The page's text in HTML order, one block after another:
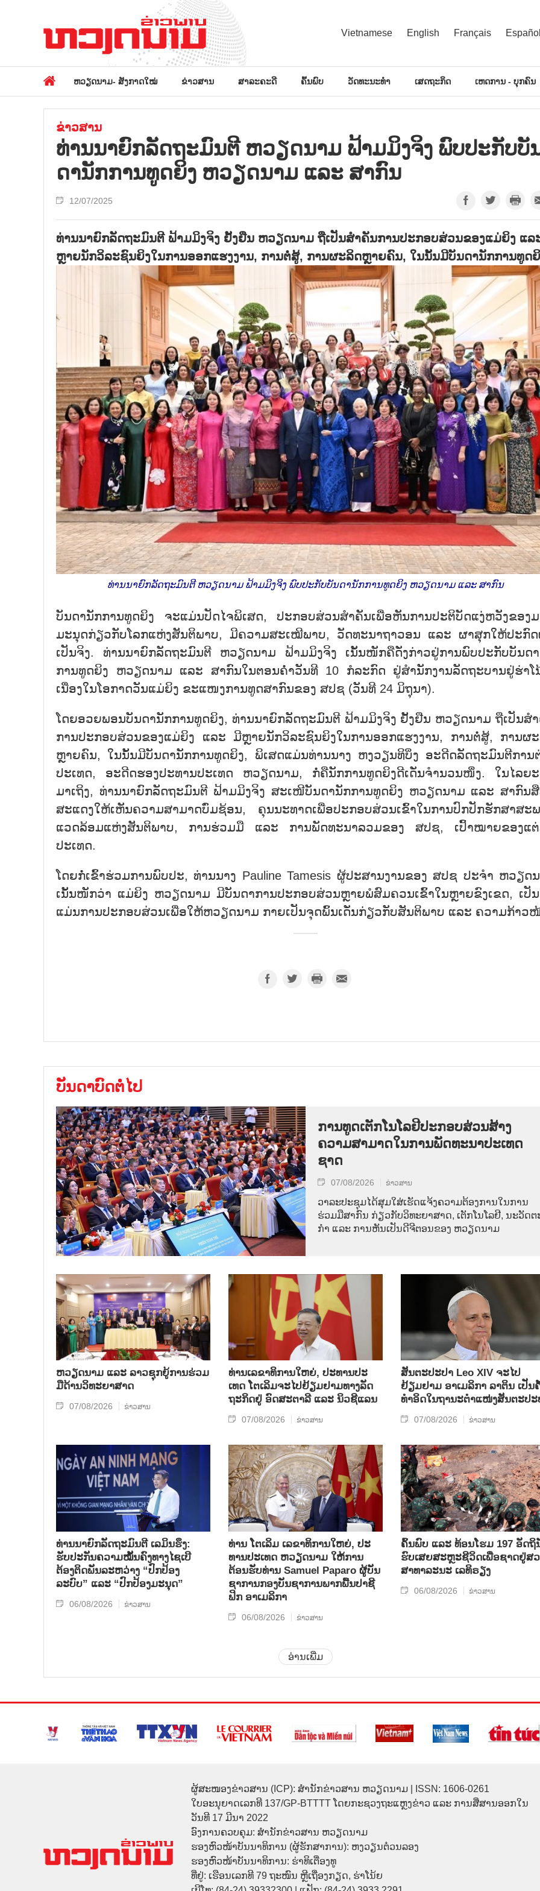
Vietnamese English Français
ຫວຽດນາມ- ສັງກາດໃໝ່ ຂ່າວສານ ສາລະຄະດີ ຄົ້ນພົບ ວັດທະນະທຳ ເສດຖະກິດ ເຫດການ - ບຸກຄົນ
ຂ່າວສານ
ທ່ານ​ນາ​ຍົກ​ລັດ​ຖະ​ມົນ​ຕີ ​ຫວຽດ​ນາມ ຟ້າມ​ມິ​ງ​ຈິງ ພົບ​ປະ​ກັບ​ບັ
ດາ​ນັກ​ການ​ທູດ​ຍິງ ຫວຽດ​ນາມ ແລະ ສາ​ກົນ
12/07/2025
ທ່ານນາຍົກລັດຖະມົນຕີ ຟ້າມມິງຈິງ ຢັ້ງຢືນ ຫວຽດນາມ ຖືເປັນສຳຄັນການປະກອບສ່ວນຂອງແມ່ຍິງ ແລ
ຫຼາຍນັກວິລະຊົນຍິງໃນການອອກແຮງງານ, ການຕໍ່ສູ້, ການຜະລິດຫຼາຍຄົນ, ໃນນັ້ນມີບັນດານັກການທູດ
ທ່ານນາຍົກລັດຖະມົນຕີ ຫວຽດນາມ ຟ້າມມິງຈິງ ພົບປະກັບບັນດານັກການທູດຍິງ ຫວຽດນາມ ແລະ ສາກົນ
ບັນດານັກການທູດຍິງ ຈະແມ່ນປັດໄຈພິເສດ, ປະກອບສ່ວນສຳຄັນເພື່ອຫັນການປະຕິບັດແງ່ຫວັງຂອງ
ມະນຸດກ່ຽວກັບໂລກແຫ່ງສັນຕິພາບ, ມີຄວາມສະເໝີພາບ, ວັດທະນາຖາວອນ ແລະ ຜາສຸກໃຫ້ປະກົ
ເປັນຈິງ. ທ່ານນາຍົກລັດຖະມົນຕີ ຫວຽດນາມ ຟ້າມມິງຈິງ ເນັ້ນໜັກຄືດັ່ງກ່າວຢູ່ການພົບປະກັບບັນດ
ການທູດຍິງ ຫວຽດນາມ ແລະ ສາກົນໃນຕອນຄ່ຳວັນທີ 10 ກໍລະກົດ ຢູ່ສຳນັກງານລັດຖະບານຢູ່ຮ່າໂ
ເນື່ອງໃນໂອກາດວັນແມ່ຍິງ ຂະແໜງການທູດສາກົນຂອງ ສປຊ (ວັນທີ 24 ມິຖຸນາ).
ໂດຍອວຍພອນບັນດານັກການທູດຍິງ, ທ່ານນາຍົກລັດຖະມົນຕີ ຟ້າມມິງຈິງ ຢັ້ງຢືນ ຫວຽດນາມ ຖືເປັນສ
ການປະກອບສ່ວນຂອງແມ່ຍິງ ແລະ ມີຫຼາຍນັກວິລະຊົນຍິງໃນການອອກແຮງງານ, ການຕໍ່ສູ້, ການຜ
ຫຼາຍຄົນ, ໃນນັ້ນມີບັນດານັກການທູດຍິງ, ພິເສດແມ່ນທ່ານນາງ ຫງວຽນທິບິ່ງ ອະດີດລັດຖະມົນຕີການ
ປະເທດ, ອະດີດຮອງປະທານປະເທດ ຫວຽດນາມ, ກໍ່ຄືນັກການທູດຍິງດີເດັ່ນຈຳນວນໜຶ່ງ. ໃນໄລຍ
ມາເຖິງ, ທ່ານນາຍົກລັດຖະມົນຕີ ຟ້າມມິງຈິງ ສະເໜີບັນດານັກການທູດຍິງ ຫວຽດນາມ ແລະ ສາກົນ
ສະແດງໃຫ້ເຫັນຄວາມສາມາດບົ່ມຊ້ອນ, ຄຸນນະທາດເພື່ອປະກອບສ່ວນເຂົ້າໃນການປົກປັກຮັກສາສະ
ແວດລ້ອມແຫ່ງສັນຕິພາບ, ການຮ່ວມມື ແລະ ການພັດທະນາລວມຂອງ ສປຊ, ເປົ້າໝາຍຂອງແ
ປະເທດ.
ໂດຍກໍ່ເຂົ້າຮ່ວມການພົບປະ, ທ່ານນາງ Pauline Tamesis ຜູ້ປະສານງານຂອງ ສປຊ ປະຈຳ ຫວຽດ
ເນັ້ນໜັກວ່າ ແມ່ຍິງ ຫວຽດນາມ ມີບັນດາການປະກອບສ່ວນຫຼາຍພໍສົມຄວນເຂົ້າໃນຫຼາຍຂົງເຂດ, ເປັ
ແມ່ນການປະກອບສ່ວນເພື່ອໃຫ້ຫວຽດນາມ ກາຍເປັນຈຸດພົ້ນເດັ່ນກ່ຽວກັບສັນຕິພາບ ແລະ ຄວາມກ້າວ
ບັນດາບົດຕໍ່ໄປ
ການ​ທູດ​ເຕັກ​ໂນ​ໂລ​ຢີ​ປະ​ກອບ​ສ່ວນ​ສ້າງ​
ຄວາມ​ສາ​ມາດ​ໃນ​ການ​ພັດ​ທະ​ນາ​ປະ​ເທດ​
ຊາດ
07/08/2026 ຂ່າວສານ
ວາ​ລະ​ປະ​ຊຸມ​ໄດ້​ສຸມ​ໃສ່​ເຮັດ​ແຈ້ງ​ຄວາມ​ຕ້ອງ​ການ​ໃນ​ການ​
ຮ່ວມ​ມື​ສາ​ກົນ ກ່ຽວ​ກັບ​ວິ​ທະ​ຍາ​ສາດ, ເຕັກ​ໂນ​ໂລ​ຢີ, ນະ​ວັດ​ຕ
ກຳ ແລະ ການ​ຫັນ​ເປັນ​ດີ​ຈີ​ຕອນ​ຂອງ ຫວຽດ​ນາມ
ຫວຽດ​ນາມ ແລະ ລາວ​ຊຸກ​ຍູ້​ການ​ຮ່ວມ​
ມື​ດ້ານວ​ິ​ທະ​ຍາ​ສາດ
07/08/2026 ຂ່າວສານ
ທ່ານ​ເລ​ຂາ​ທິ​ການ​ໃຫຍ່, ປ​ະ​ທານ​ປະ​
ເທດ ໂຕ​ເລິມ​ຈະ​ໄປ​ຢ້ຽມ​ຢາມ​ທາງ​ລັດ​
ຖະ​ກິດ​ຢູ່ ອົດ​ສະ​ຕາ​ລີ ແລະ ນິວ​ຊີ​ແລນ
07/08/2026 ຂ່າວສານ
ສັນຕະປະປາ Leo XIV ຈະໄປ
ຢ້ຽມຢາມ ອາເມລິກາ ລາຕິນ ເປັນ
ທຳອິດໃນຖານະຕຳແໜ່ງສັນຕະປະ
07/08/2026 ຂ່າວສານ
ທ່ານນາຍົກລັດຖະມົນຕີ ເລມິນຮຶງ:
ຮັບປະກັນຄວາມໝັ້ນຄົງທາງໄຊເບີ
ຕ້ອງຕິດພັນລະຫວ່າງ “ປົກປ້ອງ
ລະບົບ” ແລະ “ປົກປ້ອງມະນຸດ”
06/08/2026 ຂ່າວສານ
ທ່ານ ໂຕ​ເລິມ ເລ​ຂາ​ທິ​ການ​ໃຫຍ່, ປະ​
ທານ​ປະ​ເທດ ​ຫວຽດ​ນາມ ໃຫ້​ການ​
ຕ້ອນ​ຮັບ​ທ່ານ Samuel Paparo ຜູ້​ບັນ​
ຊາ​ການກອງ​ບັນ​ຊາ​ການພາກ​ພື້ນ​ປາ​ຊີ​
ຟິກ ອາ​ເມ​ລິ​ກາ
06/08/2026 ຂ່າວສານ
ຄົ້ນ​ພົບ ແລະ ທ້ອນ​ໂຮມ 197 ອັດ​ຖິ​
ຮົບ​ເສຍ​ສະຫຼະ​ຊີ​ວິດ​ເພື່ອ​ຊາດ​ຢູ່​ສ
ສາ​ທາ​ລະ​ນະ ເລ​ທິ​ຣຽງ
06/08/2026 ຂ່າວສານ
ອ່ານເພີ່ມ
ຜູ້ສະໜອງຂ່າວສານ (ICP): ສຳນັກຂ່າວສານ ຫວຽດນາມ | ISSN: 1606-0261
ໃບອະນຸຍາດເລກທີ 137/GP-BTTTT ໂດຍກະຊວງຖະແຫຼງຂ່າວ ແລະ ການສື່ສານອອກໃນ
ວັນທີ 17 ມີນາ 2022
ອົງການຄວບຄຸມ: ສຳນັກຂ່າວສານ ຫວຽດນາມ
ຮອງຫົວໜ້າບັນນາທິການ (ຜູ້ຮັກສາການ): ຫງວຽນຕ໋ວນລອງ
ຮອງຫົວໜ້າບັນນາທິການ: ຮ່າທິເຕື່ອງທູ
ທີ່ຢູ່: ເຮືອນເລກທີ 79 ຖະໜົນ ຫຼີເຖື່ອງກຽດ, ຮ່າໂນ້ຍ